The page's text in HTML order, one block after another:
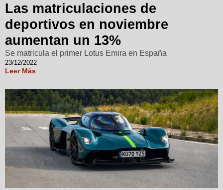
Las matriculaciones de
deportivos en noviembre
aumentan un 13%
Se matricula el primer Lotus Emira en España
23/12/2022
Leer Más